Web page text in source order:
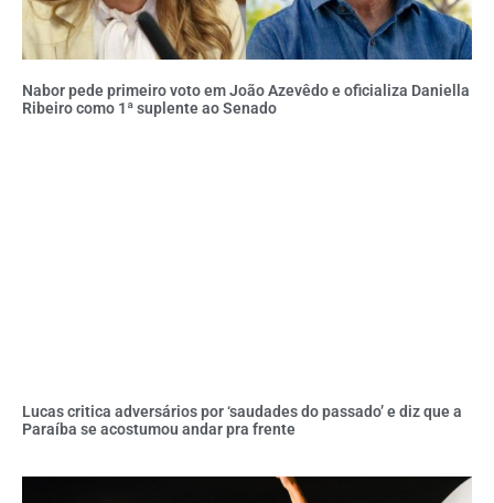
Nabor pede primeiro voto em João Azevêdo e oficializa Daniella
Ribeiro como 1ª suplente ao Senado
Lucas critica adversários por ‘saudades do passado’ e diz que a
Paraíba se acostumou andar pra frente